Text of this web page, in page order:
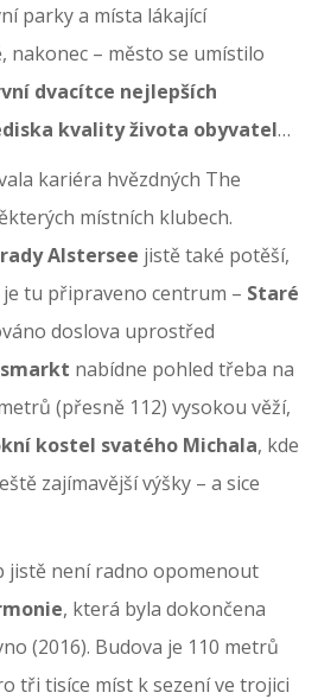
parky a místa lákající
nakonec – město se umístilo
dvacítce nejlepších
kvality života obyvatel…
kariéra hvězdných The
místních klubech.
Alstersee jistě také potěší,
tu připraveno centrum – Staré
doslova uprostřed
t nabídne pohled třeba na
(přesně 112) vysokou věží,
kostel svatého Michala, kde
zajímavější výšky – a sice
jistě není radno opomenout
, která byla dokončena
(2016). Budova je 110 metrů
tři tisíce míst k sezení ve trojici